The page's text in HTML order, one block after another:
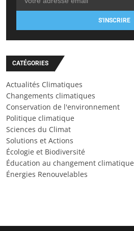
S'INSCRIRE
CATÉGORIES
Actualités Climatiques
Changements climatiques
Conservation de l'environnement
Politique climatique
Sciences du Climat
Solutions et Actions
Écologie et Biodiversité
Éducation au changement climatique
Énergies Renouvelables